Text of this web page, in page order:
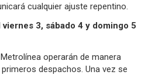
cualquier ajuste repentino.
3, sábado 4 y domingo 5
operarán de manera
despachos. Una vez se